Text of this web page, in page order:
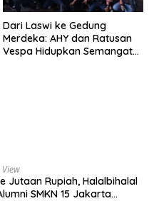
Dari Laswi ke Gedung
Merdeka: AHY dan Ratusan
Vespa Hidupkan Semangat
Jutaan Rupiah, Halalbihalal
SMKN 15 Jakarta